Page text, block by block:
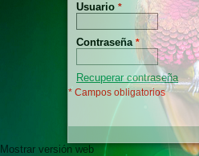
Usuario *
Contraseña *
Recuperar contraseña
* Campos obligatorios
Mostrar versión web